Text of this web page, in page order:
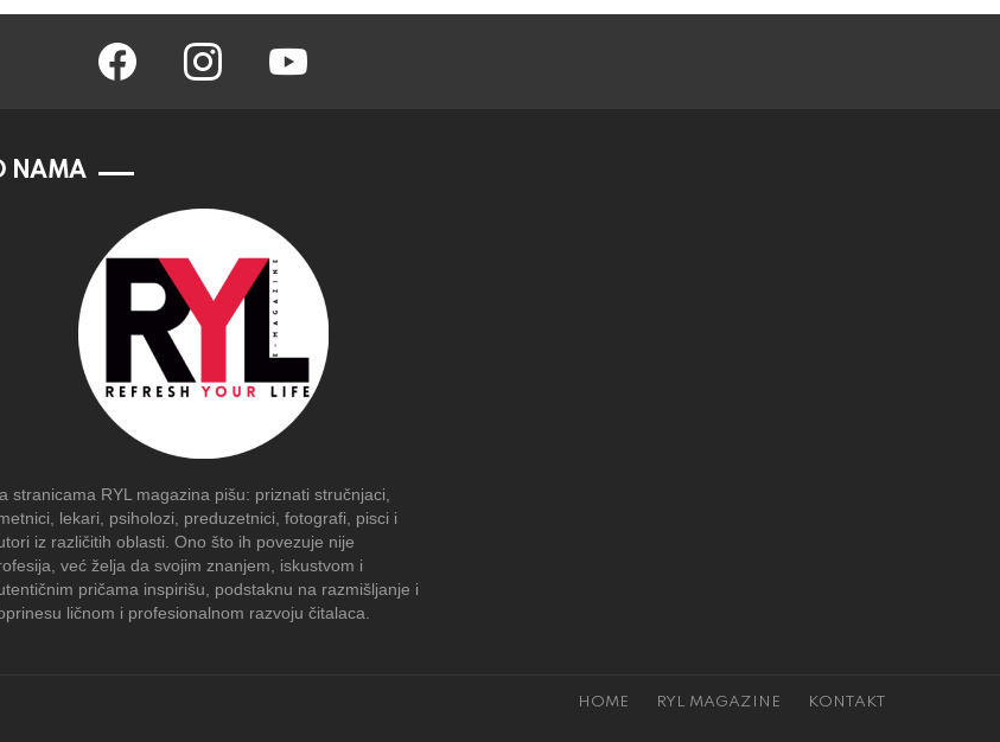
facebook instagram youtube
NAMA
stranicama RYL magazina pišu: priznati stručnjaci,
lekari, psiholozi, preduzetnici, fotografi, pisci i
iz različitih oblasti. Ono što ih povezuje nije
već želja da svojim znanjem, iskustvom i
pričama inspirišu, podstaknu na razmišljanje i
ličnom i profesionalnom razvoju čitalaca.
HOME RYL MAGAZINE KONTAKT